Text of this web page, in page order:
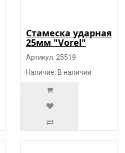
Стамеска ударная
25мм "Vorel"
Артикул: 25519
Наличие: В наличии